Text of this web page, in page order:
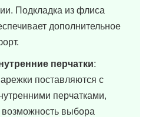
Подкладка из флиса
дополнительное
перчатки:
поставляются с
перчатками,
возможность выбора